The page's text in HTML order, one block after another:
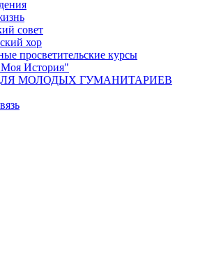
совет
хор
просветительские курсы
История"
МОЛОДЫХ ГУМАНИТАРИЕВ